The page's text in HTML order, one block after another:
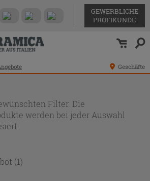
GEWERBLICHE
PROFIKUNDE
Geschäfte
Filter. Die
werden bei jeder Auswahl
(1)